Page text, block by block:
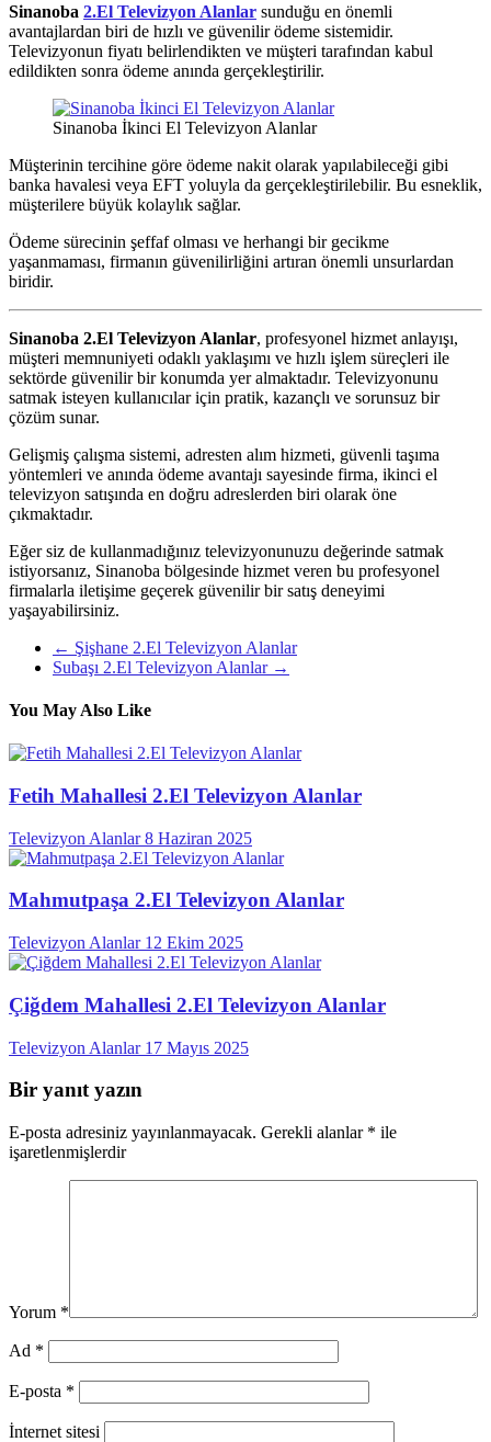
Sinanoba 2.El Televizyon Alanlar sunduğu en önemli
avantajlardan biri de hızlı ve güvenilir ödeme sistemidir.
Televizyonun fiyatı belirlendikten ve müşteri tarafından kabul
edildikten sonra ödeme anında gerçekleştirilir.
Sinanoba İkinci El Televizyon Alanlar
Müşterinin tercihine göre ödeme nakit olarak yapılabileceği gibi
banka havalesi veya EFT yoluyla da gerçekleştirilebilir. Bu esneklik,
müşterilere büyük kolaylık sağlar.
Ödeme sürecinin şeffaf olması ve herhangi bir gecikme
yaşanmaması, firmanın güvenilirliğini artıran önemli unsurlardan
biridir.
Sinanoba 2.El Televizyon Alanlar, profesyonel hizmet anlayışı,
müşteri memnuniyeti odaklı yaklaşımı ve hızlı işlem süreçleri ile
sektörde güvenilir bir konumda yer almaktadır. Televizyonunu
satmak isteyen kullanıcılar için pratik, kazançlı ve sorunsuz bir
çözüm sunar.
Gelişmiş çalışma sistemi, adresten alım hizmeti, güvenli taşıma
yöntemleri ve anında ödeme avantajı sayesinde firma, ikinci el
televizyon satışında en doğru adreslerden biri olarak öne
çıkmaktadır.
Eğer siz de kullanmadığınız televizyonunuzu değerinde satmak
istiyorsanız, Sinanoba bölgesinde hizmet veren bu profesyonel
firmalarla iletişime geçerek güvenilir bir satış deneyimi
yaşayabilirsiniz.
← Şişhane 2.El Televizyon Alanlar
Subaşı 2.El Televizyon Alanlar →
You May Also Like
Fetih Mahallesi 2.El Televizyon Alanlar
Televizyon Alanlar 8 Haziran 2025
Mahmutpaşa 2.El Televizyon Alanlar
Televizyon Alanlar 12 Ekim 2025
Çiğdem Mahallesi 2.El Televizyon Alanlar
Televizyon Alanlar 17 Mayıs 2025
Bir yanıt yazın
E-posta adresiniz yayınlanmayacak. Gerekli alanlar * ile
işaretlenmişlerdir
Yorum *
Ad *
E-posta *
İnternet sitesi